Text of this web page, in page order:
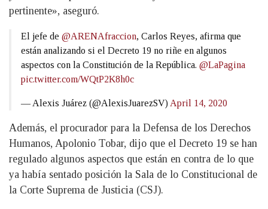
pertinente», aseguró.
El jefe de @ARENAfraccion, Carlos Reyes, afirma que
están analizando si el Decreto 19 no riñe en algunos
aspectos con la Constitución de la República. @LaPagina
pic.twitter.com/WQtP2K8h0c
— Alexis Juárez (@AlexisJuarezSV) April 14, 2020
Además, el procurador para la Defensa de los Derechos
Humanos, Apolonio Tobar, dijo que el Decreto 19 se han
regulado algunos aspectos que están en contra de lo que
ya había sentado posición la Sala de lo Constitucional de
la Corte Suprema de Justicia (CSJ).